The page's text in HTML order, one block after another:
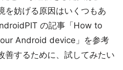
を妨げる原因はいくつもあ
の記事「How to
Android device」を参考
善するために、試してみたい